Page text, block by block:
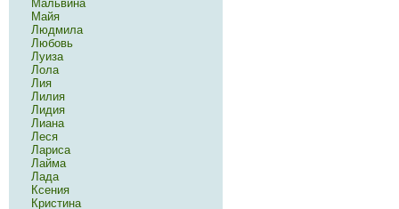
Мальвина
Майя
Людмила
Любовь
Луиза
Лола
Лия
Лилия
Лидия
Лиана
Леся
Лариса
Лайма
Лада
Ксения
Кристина